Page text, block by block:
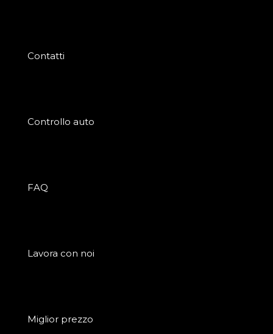
Contatti
Controllo auto
FAQ
Lavora con noi
Miglior prezzo